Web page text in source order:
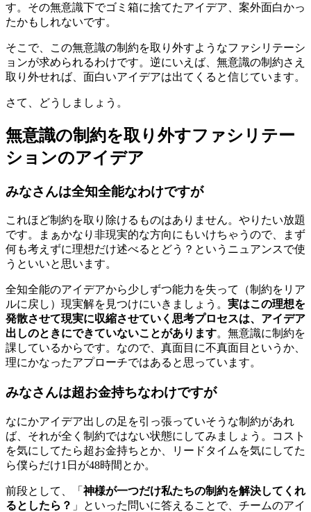
す。その無意識下でゴミ箱に捨てたアイデア、案外面白かっ
たかもしれないです。
そこで、この無意識の制約を取り外すようなファシリテーシ
ョンが求められるわけです。逆にいえば、無意識の制約さえ
取り外せれば、面白いアイデアは出てくると信じています。
さて、どうしましょう。
無意識の制約を取り外すファシリテー
ションのアイデア
みなさんは全知全能なわけですが
これほど制約を取り除けるものはありません。やりたい放題
です。まぁかなり非現実的な方向にもいけちゃうので、まず
何も考えずに理想だけ述べるとどう？というニュアンスで使
うといいと思います。
全知全能のアイデアから少しずつ能力を失って（制約をリア
ルに戻し）現実解を見つけにいきましょう。 実はこの理想を
発散させて現実に収縮させていく思考プロセスは、アイデア
出しのときにできていないことがあります。無意識に制約を
課しているからです。なので、真面目に不真面目というか、
理にかなったアプローチではあると思っています。
みなさんは超お金持ちなわけですが
なにかアイデア出しの足を引っ張っていそうな制約があれ
ば、それが全く制約ではない状態にしてみましょう。コスト
を気にしてたら超お金持ちとか、リードタイムを気にしてた
ら僕らだけ1日が48時間とか。
前段として、「神様が一つだけ私たちの制約を解決してくれ
るとしたら？ 」といった問いに答えることで、チームのアイ